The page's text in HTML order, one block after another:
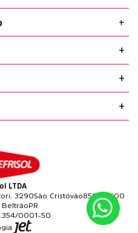
LTDA
3290São Cristóvão85601-400
BeltrãoPR
0001-50